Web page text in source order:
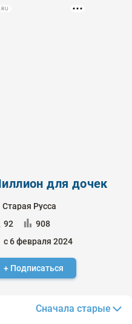
для дочек
Старая Русса
92
908
с 6 февраля 2024
+ Подписаться
Сначала старые